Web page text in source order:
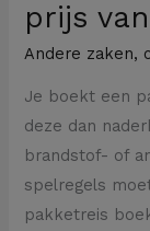
prijs
Andere zaken,
Je boekt een
deze dan
brandstof- of
spelregels
pakketreis